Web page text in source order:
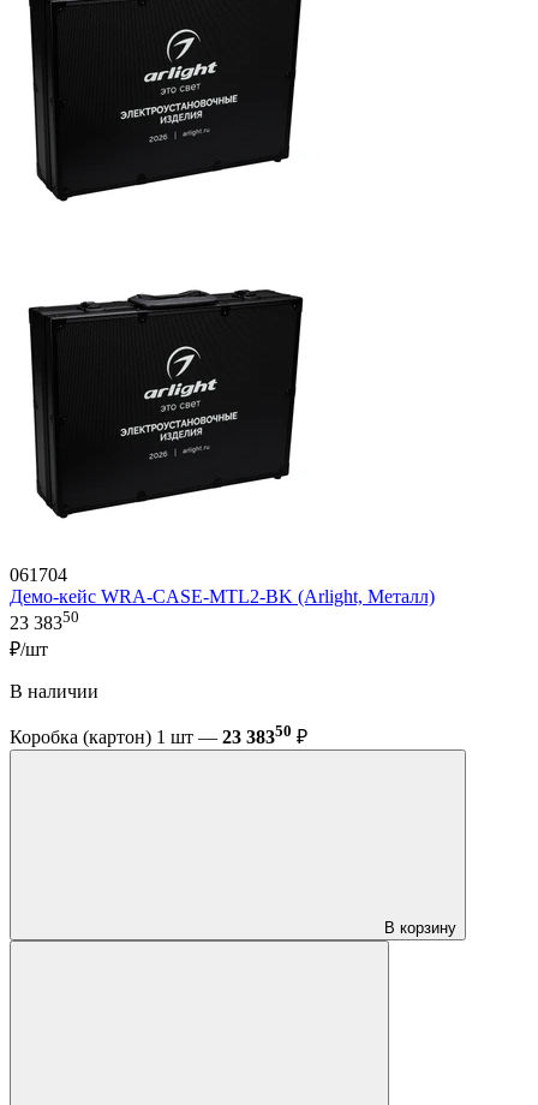
061704
Демо-кейс WRA-CASE-MTL2-BK (Arlight, Металл)
23 38350
₽/шт
В наличии
Коробка (картон) 1 шт — 23 38350 ₽
В корзину